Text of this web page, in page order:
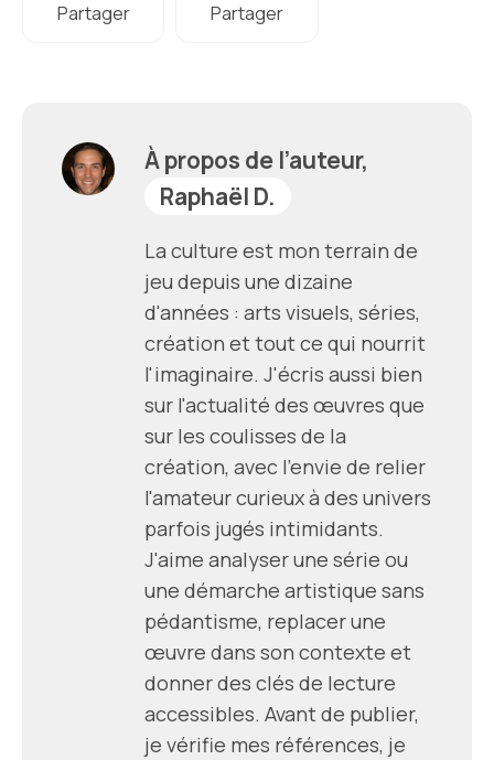
Partager Partager
À propos de l’auteur,
Raphaël D.
La culture est mon terrain de
jeu depuis une dizaine
d'années : arts visuels, séries,
création et tout ce qui nourrit
l'imaginaire. J'écris aussi bien
sur l'actualité des œuvres que
sur les coulisses de la
création, avec l'envie de relier
l'amateur curieux à des univers
parfois jugés intimidants.
J'aime analyser une série ou
une démarche artistique sans
pédantisme, replacer une
œuvre dans son contexte et
donner des clés de lecture
accessibles. Avant de publier,
je vérifie mes références, je